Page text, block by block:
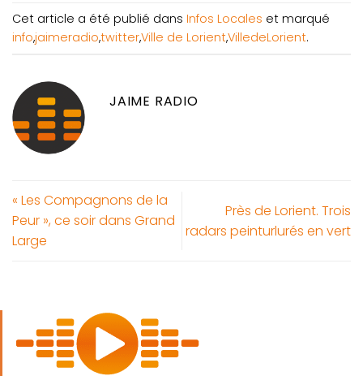
Cet article a été publié dans Infos Locales et marqué
info,jaimeradio,twitter,Ville de Lorient,VilledeLorient.
JAIME RADIO
« Les Compagnons de la
Peur », ce soir dans Grand
Large
Près de Lorient. Trois
radars peinturlurés en vert